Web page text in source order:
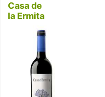
Casa de
la Ermita